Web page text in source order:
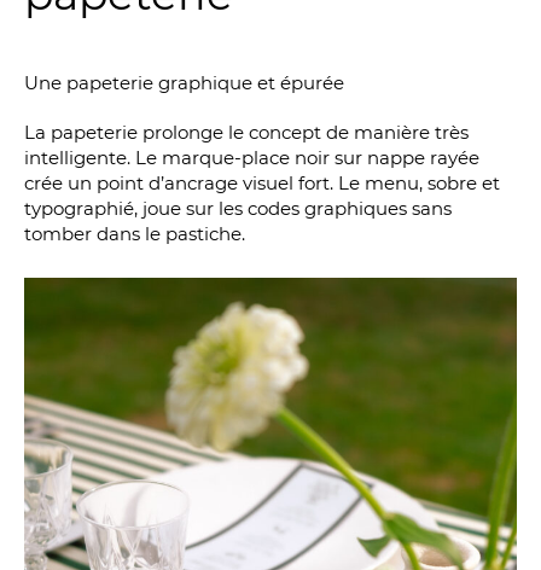
Une papeterie graphique et épurée
La papeterie prolonge le concept de manière très
intelligente. Le marque-place noir sur nappe rayée
crée un point d’ancrage visuel fort. Le menu, sobre et
typographié, joue sur les codes graphiques sans
tomber dans le pastiche.